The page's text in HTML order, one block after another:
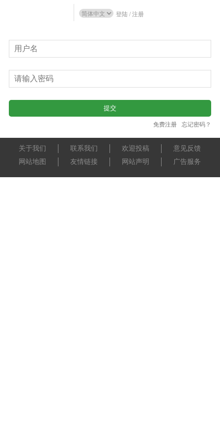
登陆 / 注册
忘记密码？
免费注册
关于我们 联系我们 欢迎投稿
意见反馈
网站地图
友情链接 网站声明 广告服务